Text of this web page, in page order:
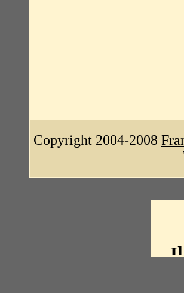
Copyright 2004-2008
Il